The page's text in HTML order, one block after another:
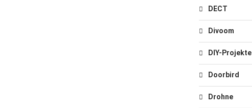
DECT
Divoom
DIY-Projekte
Doorbird
Drohne